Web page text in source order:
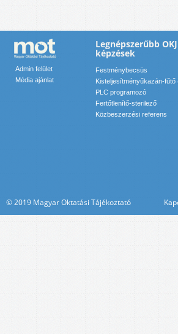
Admin felület
Média ajánlat
Legnépszerűbb
képzések
Festménybecsüs
Kisteljesítményűkazán-fűtő
PLC programozó
Fertőtlenítő-sterilező
Közbeszerzési referens
© 2019 Magyar Oktatási Tájékoztató